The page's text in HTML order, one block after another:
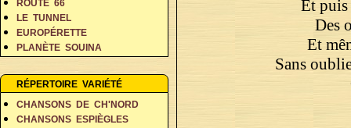
ROUTE 66
LE TUNNEL
EUROPÉRETTE
PLANÈTE SOUINA
RÉPERTOIRE VARIÉTÉ
CHANSONS DE CH'NORD
CHANSONS ESPIÈGLES
Et puis
Des
Et
Sans